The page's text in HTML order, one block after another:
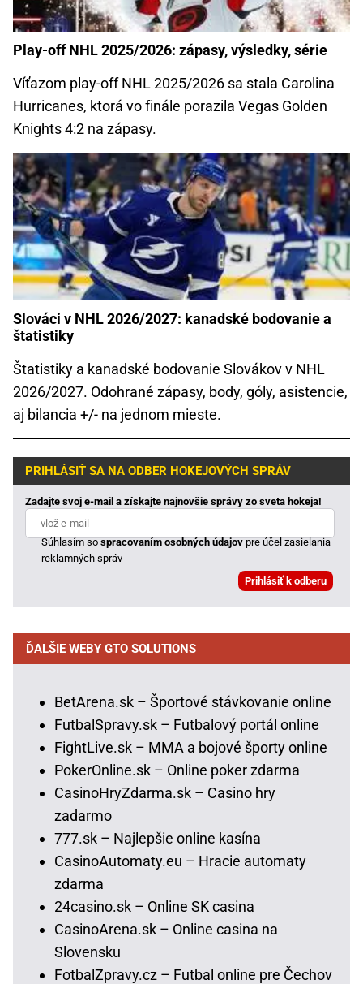
Play-off NHL 2025/2026: zápasy, výsledky, série
Víťazom play-off NHL 2025/2026 sa stala Carolina
Hurricanes, ktorá vo finále porazila Vegas Golden
Knights 4:2 na zápasy.
Slováci v NHL 2026/2027: kanadské bodovanie a
štatistiky
Štatistiky a kanadské bodovanie Slovákov v NHL
2026/2027. Odohrané zápasy, body, góly, asistencie,
aj bilancia +/- na jednom mieste.
PRIHLÁSIŤ SA NA ODBER HOKEJOVÝCH SPRÁV
Zadajte svoj e-mail a získajte najnovšie správy zo sveta hokeja!
Súhlasím sospracovaním osobných údajovpre účel zasielania
reklamných správ
ĎALŠIE WEBY GTO SOLUTIONS
BetArena.sk – Športové stávkovanie online
FutbalSpravy.sk – Futbalový portál online
FightLive.sk – MMA a bojové športy online
PokerOnline.sk – Online poker zdarma
CasinoHryZdarma.sk – Casino hry
zadarmo
777.sk – Najlepšie online kasína
CasinoAutomaty.eu – Hracie automaty
zdarma
24casino.sk – Online SK casina
CasinoArena.sk – Online casina na
Slovensku
FotbalZpravy.cz – Futbal online pre Čechov